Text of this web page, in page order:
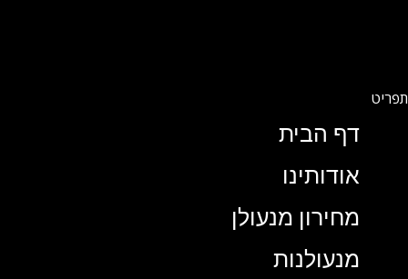
דף הבית
אודותינו
מחירון מנעולן
מנעולנות